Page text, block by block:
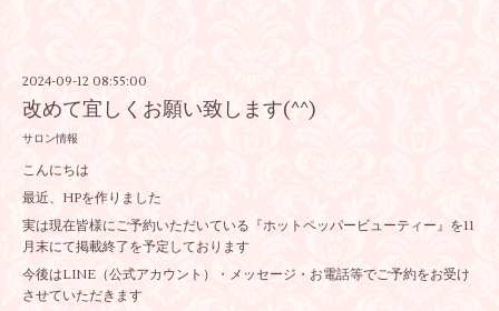
2024-09-12 08:55:00
改めて宜しくお願い致します(^^)
サロン情報
こんにちは
最近、HPを作りました
実は現在皆様にご予約いただいている『ホットペッパービューティー』を11
月末にて掲載終了を予定しております
今後はLINE（公式アカウント）・メッセージ・お電話等でご予約をお受け
させていただきます